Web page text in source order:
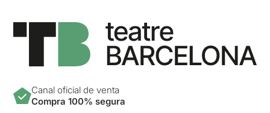
Canal oficial de venta
Compra 100% segura